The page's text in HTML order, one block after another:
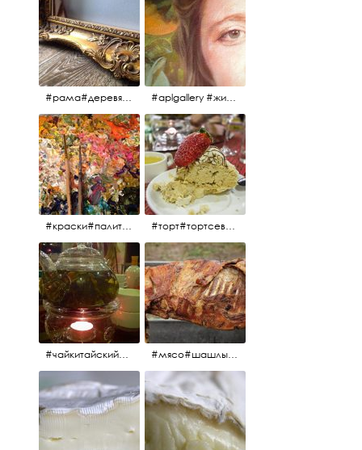
#рама#деревяннаярама#антиквариат#живопись#aplgallery #aplgallery #живопись #портрет
#краски#палитра#картина#живопись#aplgallery #торт#тортсевер#север#severspb#северметрополь#безе#безесклубникой#тортвоздушный#тортсбезе#cake#meringuecake#meringuecakewithstrawberries @sever_metropol
#чайкитайский#чай#tea#teachinese @chinacook.ru #мясо#шашлык#шашлыкмашлык #пальчикиоближешь